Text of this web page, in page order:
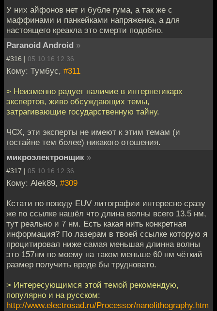
У них айфонов нет и бубле гума, а так же с
маффинами и панкейками напряженка, а для
настоящего креакла это смерти подобно.
Paranoid Android »
#316 | 05.10.16 12:36
Кому: Тумбус, #311
> Неизменно радует наличие в интернетикарх
экспертов, живо обсуждающих темы,
затрагивающие государственную тайну.
ЧСХ, эти эксперты не имеют к этим темам (и
гостайне тем более) никакого отошения.
микроэлектронщик »
#317 | 05.10.16 12:36
Кому: Alek89, #309
Кстати по поводу EUV литографии интересно сразу
же по ссылке нашёл что длина волны всего 13.5 нм,
тут реально и 7 нм. Есть какая нить конкретная
информация? По лазерам в твоей ссылке которую я
процитировал ниже самая меньшая длинна волны
это 157нм по моему на таком меньше 60 нм чёткий
размер получить вроде бы трудновато.
> Интересующимся этой темой рекомендую,
популярно и на русском:
http://www.electrosad.ru/Processor/nanolithography.htm